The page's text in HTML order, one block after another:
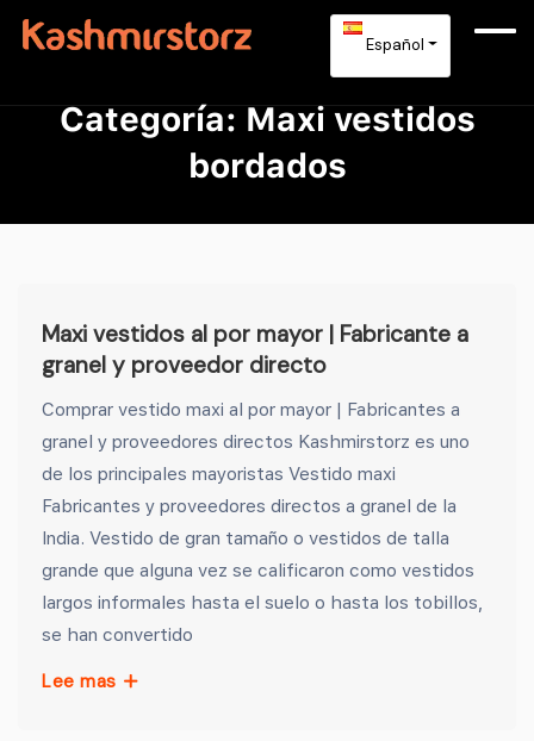
Español
Categoría: Maxi vestidos
bordados
Maxi vestidos al por mayor | Fabricante a
granel y proveedor directo
Comprar vestido maxi al por mayor | Fabricantes a
granel y proveedores directos Kashmirstorz es uno
de los principales mayoristas Vestido maxi
Fabricantes y proveedores directos a granel de la
India. Vestido de gran tamaño o vestidos de talla
grande que alguna vez se calificaron como vestidos
largos informales hasta el suelo o hasta los tobillos,
se han convertido
Lee mas